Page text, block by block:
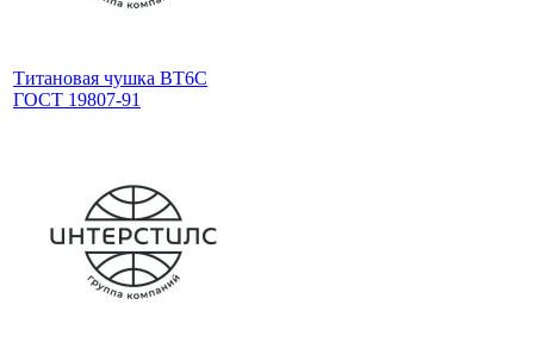
Титановая чушка ВТ6С
ГОСТ 19807-91